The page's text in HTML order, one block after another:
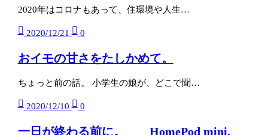
2020年はコロナもあって、住環境や人生…
2020/12/21 0
おイモの甘さをたしかめて。
ちょっと前の話。 小学生の娘が、どこで聞…
2020/12/10 0
一日が終わる前に。＿＿HomePod mini.